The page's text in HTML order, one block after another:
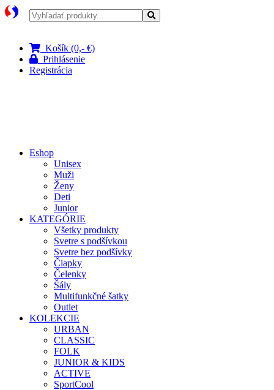
Košík (0,- €)
Prihlásenie
Registrácia
Eshop
Unisex
Muži
Ženy
Deti
Junior
KATEGÓRIE
Všetky produkty
Svetre s podšívkou
Svetre bez podšívky
Čiapky
Čelenky
Šály
Multifunkčné šatky
Outlet
KOLEKCIE
URBAN
CLASSIC
FOLK
JUNIOR & KIDS
ACTIVE
SportCool